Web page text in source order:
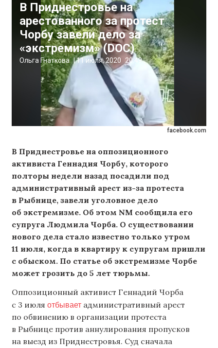
facebook.com
В Приднестровье на
арестованного за протест
Чорбу завели дело за
«экстремизм» (DOC)
Ольга Гнаткова |11 июля, 2020 20:49
В Приднестровье на оппозиционного
активиста Геннадия Чорбу, которого
полторы недели назад посадили под
административный арест из-за протеста
в Рыбнице, завели уголовное дело
об экстремизме. Об этом NM сообщила его
супруга Людмила Чорба. О существовании
нового дела стало известно только утром
11 июля, когда в квартиру к супругам пришли
с обыском. По статье об экстремизме Чорбе
может грозить до 5 лет тюрьмы.
Оппозиционный активист Геннадий Чорба
с 3 июля отбывает административный арест
по обвинению в организации протеста
в Рыбнице против аннулирования пропусков
на выезд из Приднестровья. Суд сначала